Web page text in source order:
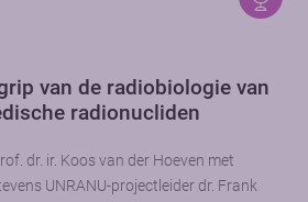
van de radiobiologie van
radionucliden
dr. ir. Koos van der Hoeven met
UNRANU-projectleider dr. Frank